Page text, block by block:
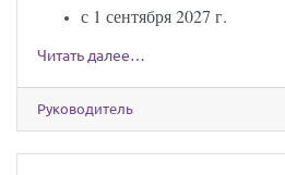
с 1 сентября 2027 г.
Читать далее…
Руководитель